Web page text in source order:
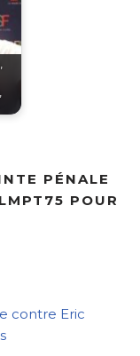
PÉNALE
POUR
contre Eric